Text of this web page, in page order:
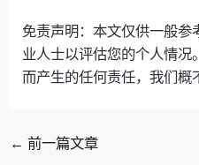
免责声明：本文仅供一般参
业人士以评估您的个人情况
而产生的任何责任，我们概
← 前一篇文章